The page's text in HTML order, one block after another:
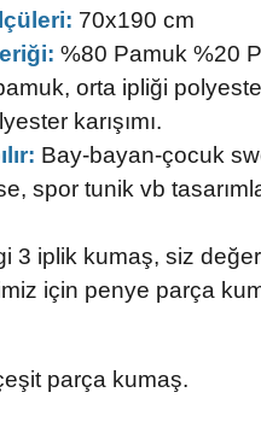
70x190 cm
%80 Pamuk %20
orta ipliği
karışımı.
Bay-bayan-çocuk
spor tunik vb
3 iplik kumaş, siz
için penye parça
parça kumaş.